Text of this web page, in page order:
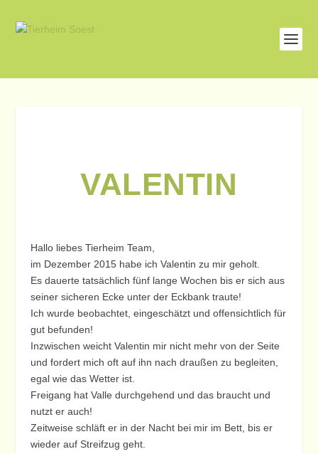
VALENTIN
Hallo liebes Tierheim Team,
im Dezember 2015 habe ich Valentin zu mir geholt.
Es dauerte tatsächlich fünf lange Wochen bis er sich aus
seiner sicheren Ecke unter der Eckbank traute!
Ich wurde beobachtet, eingeschätzt und offensichtlich für
gut befunden!
Inzwischen weicht Valentin mir nicht mehr von der Seite
und fordert mich oft auf ihn nach draußen zu begleiten,
egal wie das Wetter ist.
Freigang hat Valle durchgehend und das braucht und
nutzt er auch!
Zeitweise schläft er in der Nacht bei mir im Bett, bis er
wieder auf Streifzug geht.